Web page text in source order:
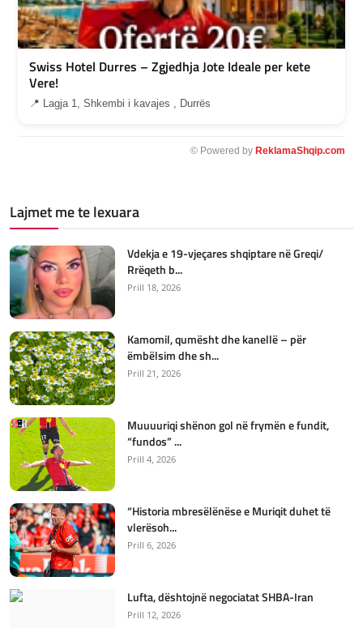
Swiss Hotel Durres – Zgjedhja Jote Ideale per kete
Vere!
📍 Lagja 1, Shkembi i kavajes , Durrës
© Powered by ReklamaShqip.com
Lajmet me te lexuara
Vdekja e 19-vjeçares shqiptare në Greqi/
Rrëqeth b...
Prill 18, 2026
Kamomil, qumësht dhe kanellë – për
ëmbëlsim dhe sh...
Prill 21, 2026
Muuuuriqi shënon gol në frymën e fundit,
“fundos” ...
Prill 4, 2026
“Historia mbresëlënëse e Muriqit duhet të
vlerësoh...
Prill 6, 2026
Lufta, dështojnë negociatat SHBA-Iran
Prill 12, 2026